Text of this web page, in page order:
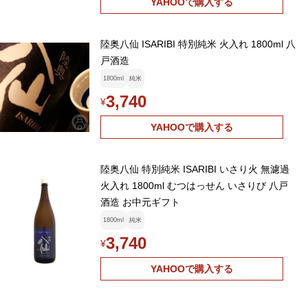
YAHOOで購入する
陸奥八仙 ISARIBI 特別純米 火入れ 1800ml 八
戸酒造
1800ml 純米
¥3,740
YAHOOで購入する
陸奥八仙 特別純米 ISARIBI いさり火 無濾過
火入れ 1800ml むつはっせん いさりび 八戸
酒造 お中元ギフト
1800ml 純米
¥3,740
YAHOOで購入する